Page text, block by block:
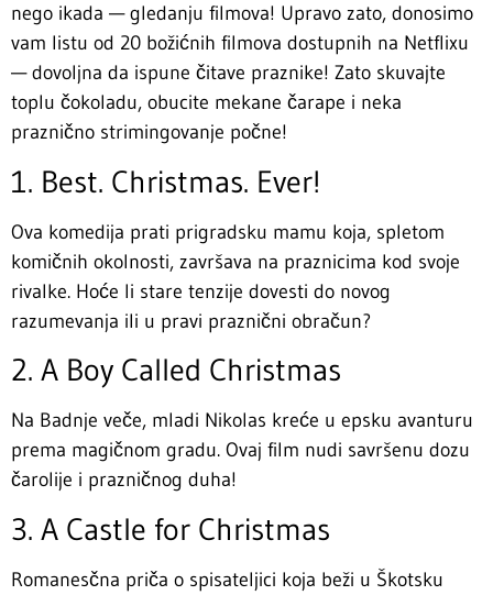
nego ikada — gledanju filmova! Upravo zato, donosimo
vam listu od 20 božićnih filmova dostupnih na Netflixu
— dovoljna da ispune čitave praznike! Zato skuvajte
toplu čokoladu, obucite mekane čarape i neka
praznično strimingovanje počne!
1. Best. Christmas. Ever!
Ova komedija prati prigradsku mamu koja, spletom
komičnih okolnosti, završava na praznicima kod svoje
rivalke. Hoće li stare tenzije dovesti do novog
razumevanja ili u pravi praznični obračun?
2. A Boy Called Christmas
Na Badnje veče, mladi Nikolas kreće u epsku avanturu
prema magičnom gradu. Ovaj film nudi savršenu dozu
čarolije i prazničnog duha!
3. A Castle for Christmas
Romanesčna priča o spisateljici koja beži u Škotsku